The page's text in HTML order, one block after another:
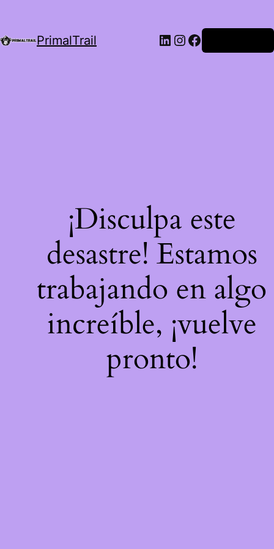
PrimalTrail LinkedIn
Instagram
Facebook
¡Disculpa este
desastre! Estamos
trabajando en algo
increíble, ¡vuelve
pronto!